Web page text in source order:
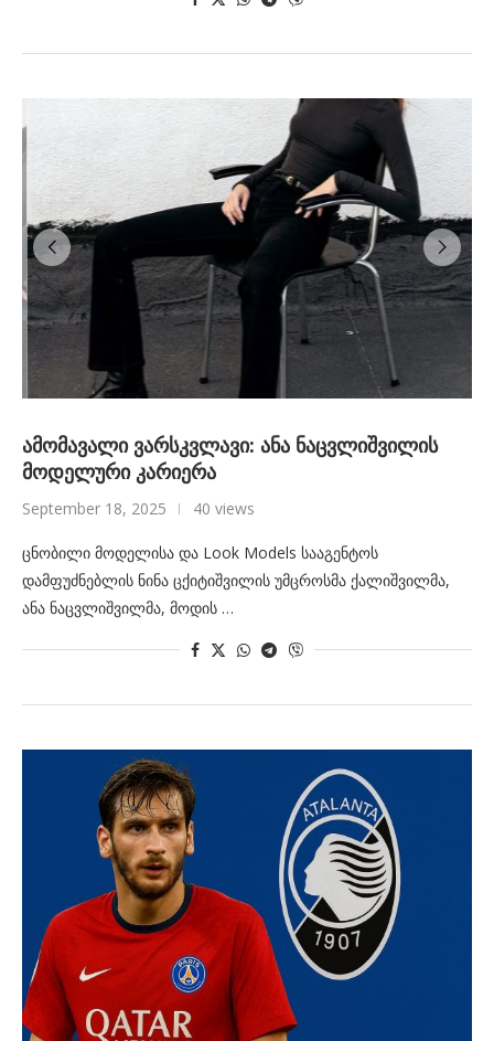
ამომავალი ვარსკვლავი: ანა ნაცვლიშვილის
მოდელური კარიერა
September 18, 2025 40 views
ცნობილი მოდელისა და Look Models სააგენტოს
დამფუძნებლის ნინა ცქიტიშვილის უმცროსმა ქალიშვილმა,
ანა ნაცვლიშვილმა, მოდის …